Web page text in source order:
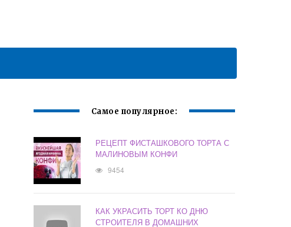
Самое популярное:
РЕЦЕПТ ФИСТАШКОВОГО ТОРТА С
МАЛИНОВЫМ КОНФИ
9454
КАК УКРАСИТЬ ТОРТ КО ДНЮ
СТРОИТЕЛЯ В ДОМАШНИХ